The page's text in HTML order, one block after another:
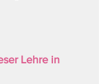
Lehre in